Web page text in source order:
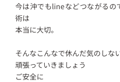
今は沖でもlineなどつながるの
術は
本当に大切。
そんなこんなで休んだ気のしな
頑張っていきましょう
ご安全に